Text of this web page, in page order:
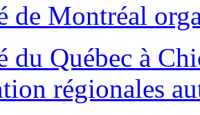
de Montréal
du Québec à
régionales